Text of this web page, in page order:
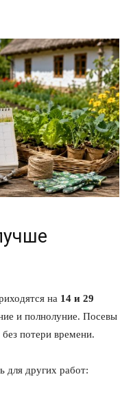
на 14 и 29
и полнолуние. Посевы
потери времени.
для других работ: